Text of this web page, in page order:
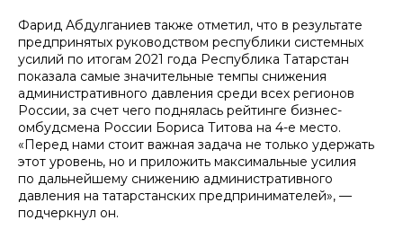
Фарид Абдулганиев также отметил, что в результате
предпринятых руководством республики системных
усилий по итогам 2021 года Республика Татарстан
показала самые значительные темпы снижения
административного давления среди всех регионов
России, за счет чего поднялась рейтинге бизнес-
омбудсмена России Бориса Титова на 4-е место.
«Перед нами стоит важная задача не только удержать
этот уровень, но и приложить максимальные усилия
по дальнейшему снижению административного
давления на татарстанских предпринимателей», —
подчеркнул он.